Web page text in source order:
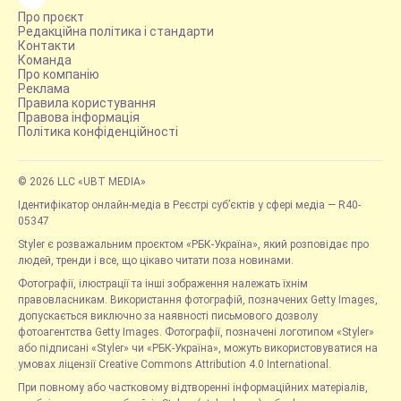
Про проєкт
Редакційна політика і стандарти
Контакти
Команда
Про компанію
Реклама
Правила користування
Правова інформація
Політика конфіденційності
© 2026 LLC «UBT MEDIA»
Ідентифікатор онлайн-медіа в Реєстрі суб’єктів у сфері медіа — R40-
05347
Styler є розважальним проєктом «РБК-Україна», який розповідає про
людей, тренди і все, що цікаво читати поза новинами.
Фотографії, ілюстрації та інші зображення належать їхнім
правовласникам. Використання фотографій, позначених Getty Images,
допускається виключно за наявності письмового дозволу
фотоагентства Getty Images. Фотографії, позначені логотипом «Styler»
або підписані «Styler» чи «РБК-Україна», можуть використовуватися на
умовах ліцензії Creative Commons Attribution 4.0 International.
При повному або частковому відтворенні інформаційних матеріалів,